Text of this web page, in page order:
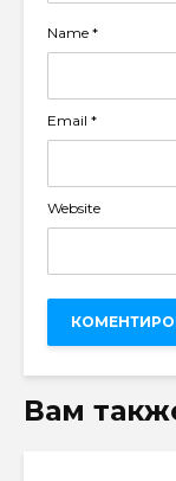
Name *
Email *
Website
Вам